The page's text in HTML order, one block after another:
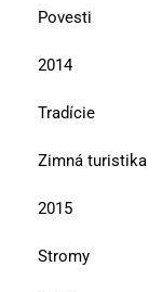
Povesti
2014
Tradície
Zimná turistika
2015
Stromy